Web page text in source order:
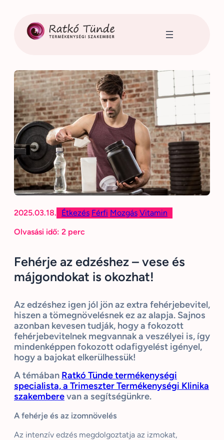
tartalomhoz
2025.03.18. Étkezés Férfi Mozgás Vitamin
Olvasási idő: 2 perc
Fehérje az edzéshez – vese és
májgondokat is okozhat!
Az edzéshez igen jól jön az extra fehérjebevitel,
hiszen a tömegnövelésnek ez az alapja. Sajnos
azonban kevesen tudják, hogy a fokozott
fehérjebevitelnek megvannak a veszélyei is, így
mindenképpen fokozott odafigyelést igényel,
hogy a bajokat elkerülhessük!
A témában Ratkó Tünde termékenységi
specialista, a Trimeszter Termékenységi Klinika
szakemberevan a segítségünkre.
A fehérje és az izomnövelés
Az intenzív edzés megdolgoztatja az izmokat,